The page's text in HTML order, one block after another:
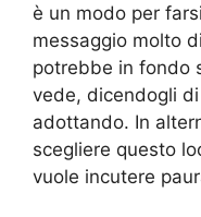
è un modo per
messaggio molto
potrebbe in fondo
vede, dicendogli
adottando. In
scegliere questo
vuole incutere